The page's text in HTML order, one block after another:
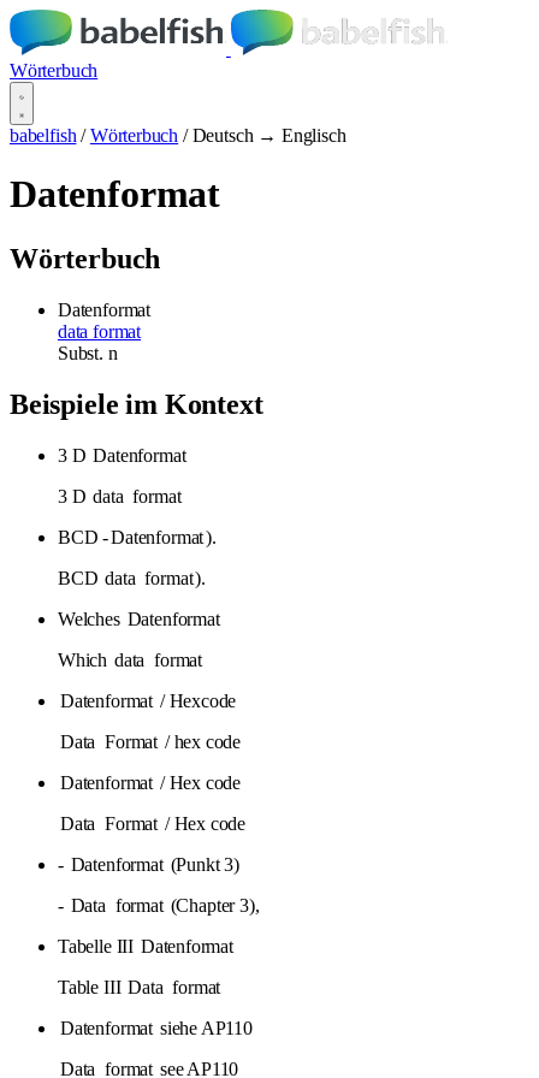
Wörterbuch
babelfish / Wörterbuch / Deutsch → Englisch
Datenformat
Wörterbuch
Datenformat
data format
Subst. n
Beispiele im Kontext
3 D Datenformat
3 D data format
BCD -Datenformat).
BCD data format).
Welches Datenformat
Which data format
Datenformat / Hexcode
Data Format / hex code
Datenformat / Hex code
Data Format / Hex code
- Datenformat (Punkt 3)
- Data format (Chapter 3),
Tabelle III Datenformat
Table III Data format
Datenformat siehe AP110
Data format see AP110